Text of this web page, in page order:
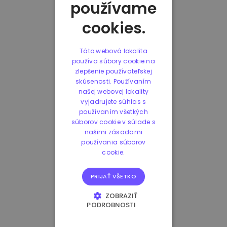
používame
cookies.
Táto webová lokalita
používa súbory cookie na
zlepšenie používateľskej
skúsenosti. Používaním
našej webovej lokality
vyjadrujete súhlas s
používaním všetkých
súborov cookie v súlade s
našimi zásadami
používania súborov
cookie.
PRIJAŤ VŠETKO
ZOBRAZIŤ
PODROBNOSTI